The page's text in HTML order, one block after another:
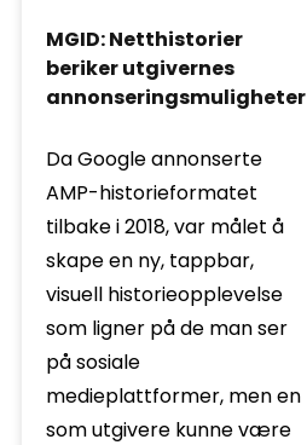
MGID: Netthistorier
beriker utgivernes
annonseringsmuligheter
Da Google annonserte
AMP-historieformatet
tilbake i 2018, var målet å
skape en ny, tappbar,
visuell historieopplevelse
som ligner på de man ser
på sosiale
medieplattformer, men en
som utgivere kunne være